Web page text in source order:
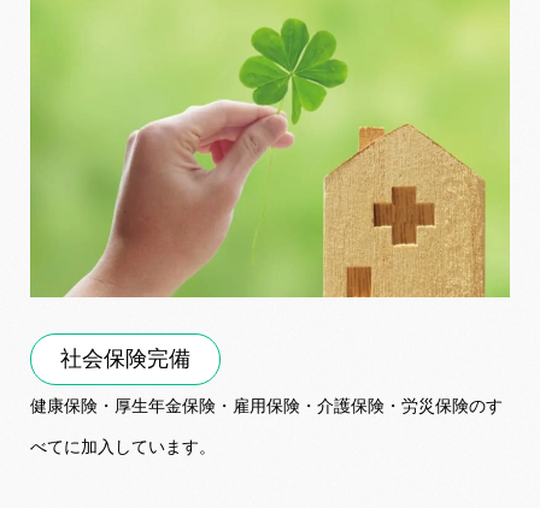
社会保険完備
健康保険・厚生年金保険・雇用保険・介護保険・労災保険のす
べてに加入しています。